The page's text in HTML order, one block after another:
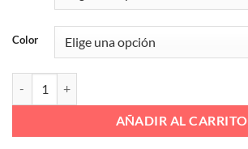
Color
AÑADIR AL CARRITO